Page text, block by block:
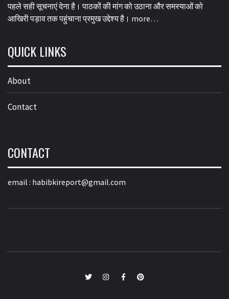
पहले सही सूचनाएं देना है। पाठकों की मांग को उठाना और समस्याओं को
आखिरी पड़ाव तक पहुंचाना प्रमुख उद्देश्य है। more…
QUICK LINKS
About
Contact
CONTACT
email : habibkireport@gmail.com
twitterInstagramFacebookPinterest